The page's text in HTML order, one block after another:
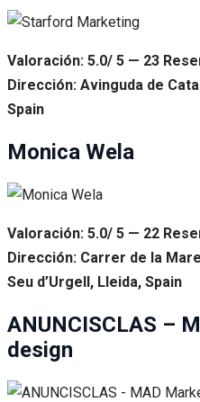
Valoración: 5.0/ 5 — 23
Dirección: Avinguda de
Spain
Monica Wela
Valoración: 5.0/ 5 — 22
Dirección: Carrer de la
Seu d’Urgell, Lleida, Spain
ANUNCISCLAS –
design